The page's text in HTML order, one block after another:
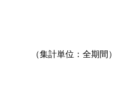
（集計単位：全期間）